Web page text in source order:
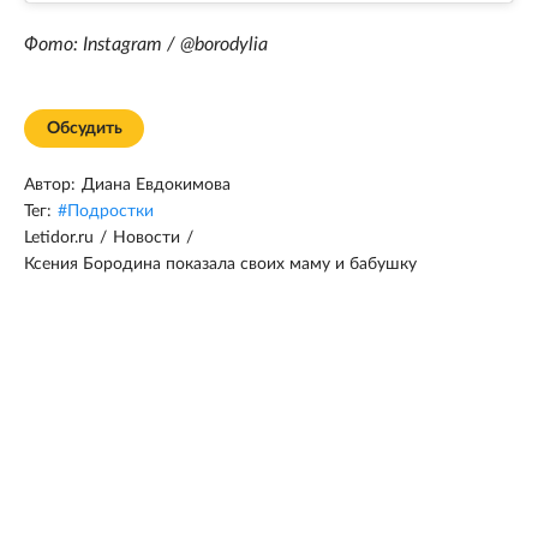
Фото: Instagram / @borodylia
Обсудить
Автор: Диана Евдокимова
Тег: # Подростки
Letidor.ru / Новости /
Ксения Бородина показала своих маму и бабушку